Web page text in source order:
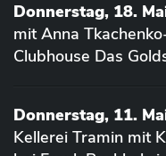
Donnerstag, 18.
mit Anna
Clubhouse Das
Donnerstag, 11.
Kellerei Tramin mit